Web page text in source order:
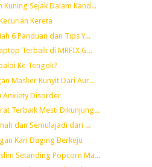
Kuning Sejak Dalam Kand...
Kereta
6 Panduan dan Tips Y...
Terbaik di MRFIX G...
Ke Tengok?
Masker Kunyit Dari Aur...
Anxiety Disorder
Terbaik Mesti Dikunjung...
dan Semulajadi dari ...
Kari Daging Berkeju
Setanding Popcorn Ma...